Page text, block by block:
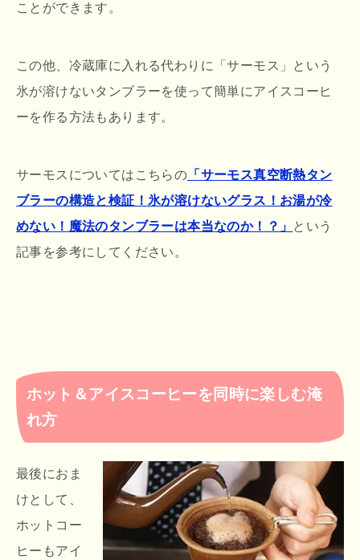
ことができます。
この他、冷蔵庫に入れる代わりに「サーモス」という
氷が溶けないタンブラーを使って簡単にアイスコーヒ
ーを作る方法もあります。
サーモスについてはこちらの 「サーモス真空断熱タン
ブラーの構造と検証！氷が溶けないグラス！お湯が冷
めない！魔法のタンブラーは本当なのか！？」 という
記事を参考にしてください。
ホット＆アイスコーヒーを同時に楽しむ淹
れ方
最後におま
けとして、
ホットコー
ヒーもアイ